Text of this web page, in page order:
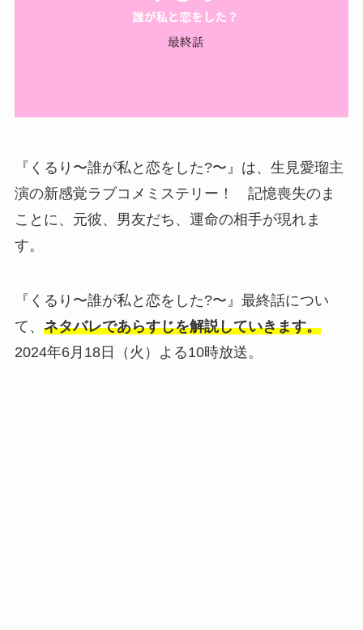
『くるり〜誰が私と恋をした?〜』は、生見愛瑠主
演の新感覚ラブコメミステリー！ 記憶喪失のま
ことに、元彼、男友だち、運命の相手が現れま
す。
『くるり〜誰が私と恋をした?〜』最終話につい
て、 ネタバレであらすじを解説していきます。
2024年6月18日（火）よる10時放送。